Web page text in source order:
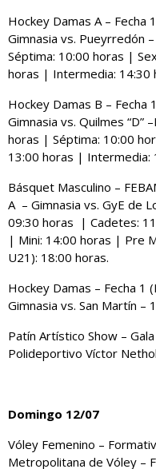
Hockey Damas A – Fecha
Gimnasia vs. Pueyrredón
Séptima: 10:00 horas |
horas | Intermedia: 14:30
Hockey Damas B – Fecha
Gimnasia vs. Quilmes “D”
horas | Séptima: 10:00
13:00 horas | Intermedia:
Básquet Masculino –
A – Gimnasia vs. GyE de
09:30 horas | Cadetes:
| Mini: 14:00 horas | Pre
U21): 18:00 horas.
Hockey Damas – Fecha 1
Gimnasia vs. San Martín –
Patín Artístico Show –
Polideportivo Víctor
Domingo 12/07
Vóley Femenino –
Metropolitana de Vóley –